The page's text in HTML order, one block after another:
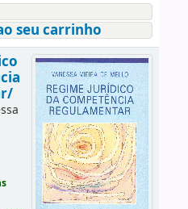
seu carrinho